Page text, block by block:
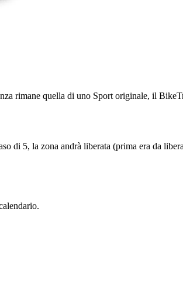
rimane quella di uno Sport originale, il
di 5, la zona andrà liberata (prima era da